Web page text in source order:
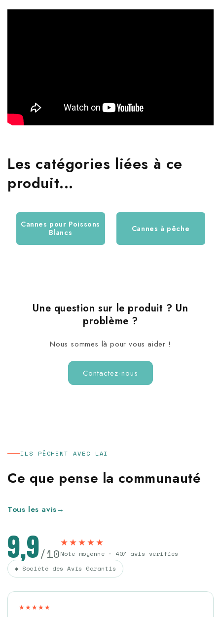
Les catégories liées à ce
produit...
Cannes pour Poissons
Blancs
Cannes à pêche
Une question sur le produit ? Un
problème ?
Nous sommes là pour vous aider !
Contactez-nous
ILS PÊCHENT AVEC LAI
Ce que pense la communauté
Tous les avis→
9,9/10
★★★★★
Note moyenne · 407 avis vérifiés
◆ Société des Avis Garantis
★★★★★